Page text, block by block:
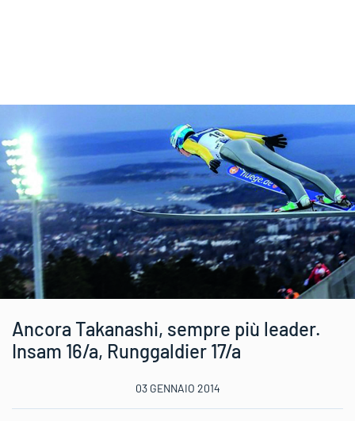
Ancora Takanashi, sempre più leader.
Insam 16/a, Runggaldier 17/a
03 GENNAIO 2014